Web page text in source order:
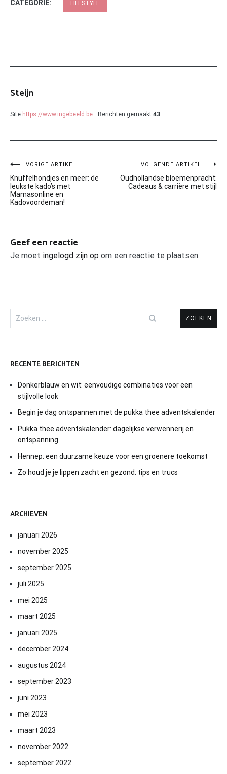
CATEGORIE: LIFESTYLE
Steijn
Site https://www.ingebeeld.be Berichten gemaakt 43
Bericht
navigatie
VORIGE ARTIKEL
Knuffelhondjes en meer: de
leukste kado’s met
Mamasonline en
Kadovoordeman!
VOLGENDE ARTIKEL
Oudhollandse bloemenpracht:
Cadeaus & carrière met stijl
Geef een reactie
Je moet ingelogd zijn op om een reactie te plaatsen.
Zoeken
naar:
RECENTE BERICHTEN
Donkerblauw en wit: eenvoudige combinaties voor een
stijlvolle look
Begin je dag ontspannen met de pukka thee adventskalender
Pukka thee adventskalender: dagelijkse verwennerij en
ontspanning
Hennep: een duurzame keuze voor een groenere toekomst
Zo houd je je lippen zacht en gezond: tips en trucs
ARCHIEVEN
januari 2026
november 2025
september 2025
juli 2025
mei 2025
maart 2025
januari 2025
december 2024
augustus 2024
september 2023
juni 2023
mei 2023
maart 2023
november 2022
september 2022